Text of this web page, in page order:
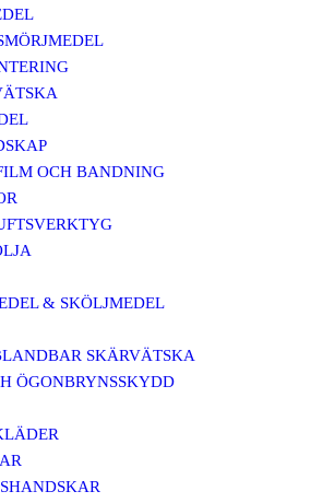
OCH BANDNING
& SKÖLJMEDEL
SKÄRVÄTSKA
ÖGONBRYNSSKYDD